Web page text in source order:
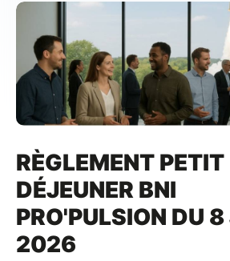
RÈGLEMENT PETIT
DÉJEUNER BNI
PRO'PULSION DU
2026